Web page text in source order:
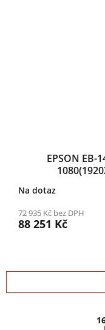
EPSON EB-
Na dotaz
72 935 Kč bez DPH
88 251 Kč